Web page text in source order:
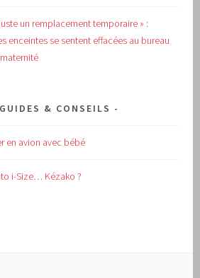
un remplacement temporaire » :
enceintes se sentent effacées au bureau
& CONSEILS
en avion avec bébé
i-Size… Kézako ?